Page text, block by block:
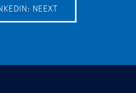
NEEXT